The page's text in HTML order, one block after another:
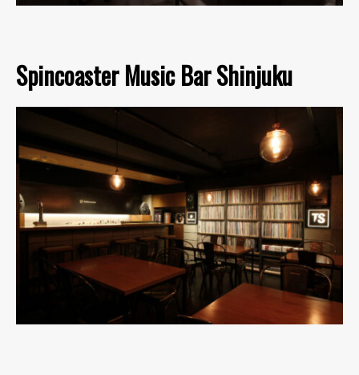
Spincoaster Music Bar Shinjuku